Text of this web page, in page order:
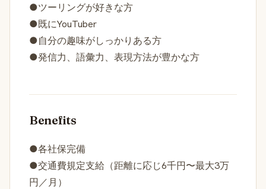
●ツーリングが好きな方
●既にYouTuber
●自分の趣味がしっかりある方
●発信力、語彙力、表現方法が豊かな方
Benefits
●各社保完備
●交通費規定支給（距離に応じ6千円〜最大3万
円／月）